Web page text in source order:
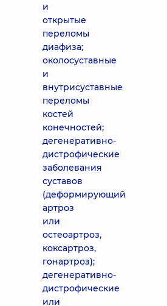
и
открытые
переломы
диафиза;
околосуставные
и
внутрисуставные
переломы
костей
конечностей;
дегенеративно-
дистрофические
заболевания
суставов
(деформирующий
артроз
или
остеоартроз,
коксартроз,
гонартроз);
дегенеративно-
дистрофические
или